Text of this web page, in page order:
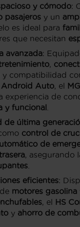
y cómodo:
pasajeros y un
es ideal para
que necesitan
avanzada:
y compatibilidad
Android Auto , el
experiencia de
y funcional
de última
control de
de
, asegurando
eficientes:
motores gasolina
, el HS
y ahorro de